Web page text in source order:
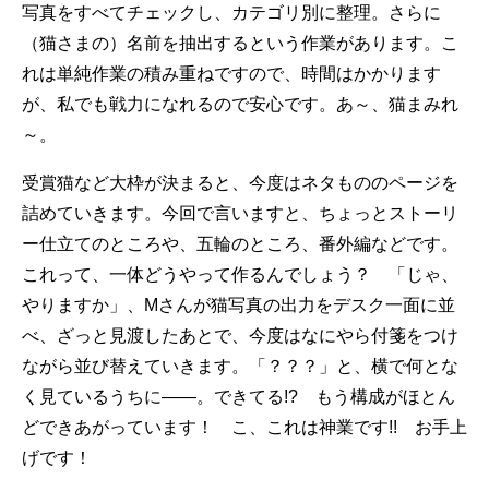
写真をすべてチェックし、カテゴリ別に整理。さらに
（猫さまの）名前を抽出するという作業があります。こ
れは単純作業の積み重ねですので、時間はかかります
が、私でも戦力になれるので安心です。あ～、猫まみれ
～。
受賞猫など大枠が決まると、今度はネタもののページを
詰めていきます。今回で言いますと、ちょっとストーリ
ー仕立てのところや、五輪のところ、番外編などです。
これって、一体どうやって作るんでしょう？ 「じゃ、
やりますか」、Mさんが猫写真の出力をデスク一面に並
べ、ざっと見渡したあとで、今度はなにやら付箋をつけ
ながら並び替えていきます。「？？？」と、横で何とな
く見ているうちに――。できてる!? もう構成がほとん
どできあがっています！ こ、これは神業です!! お手上
げです！